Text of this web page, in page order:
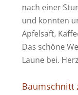
nach einer
und konnten
Apfelsaft,
Das schöne
Laune bei.
Baumschnitt